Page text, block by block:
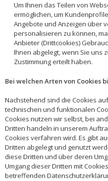
Um Ihnen das Teilen von
ermöglichen, um
Angebote und Anzeigen über
personalisieren zu können,
Anbieter (Drittcookies)
Ihnen abgelegt, wenn Sie uns
Zustimmung erteilt haben.
Bei welchen Arten von Cookies
Nachstehend sind die Cookies
technischen und funktionalen
Cookies nutzen wir selbst, bei
Dritten handeln in unserem
Cookies verfahren wird. Es gibt
Dritten abgelegt und genutzt
diese Dritten und über deren
Umgang dieser Dritten mit
betreffenden